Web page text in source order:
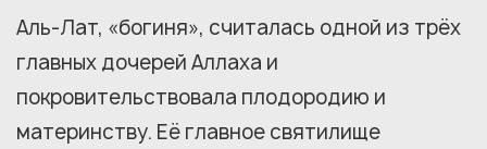
Аль-Лат, «богиня», считалась одной из трёх
главных дочерей Аллаха и
покровительствовала плодородию и
материнству. Её главное святилище